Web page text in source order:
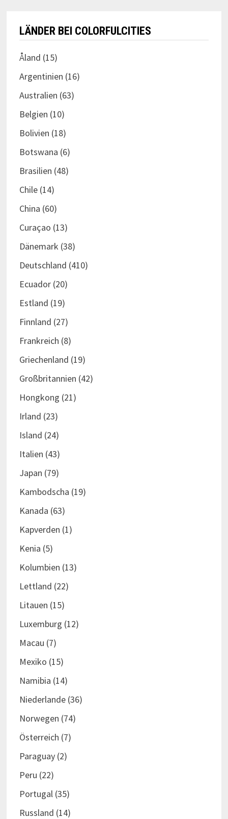
LÄNDER BEI COLORFULCITIES
Åland (15)
Argentinien (16)
Australien (63)
Belgien (10)
Bolivien (18)
Botswana (6)
Brasilien (48)
Chile(14)
China (60)
Curaçao (13)
Dänemark (38)
Deutschland (410)
Ecuador(20)
Estland (19)
Finnland (27)
Frankreich (8)
Griechenland (19)
Großbritannien (42)
Hongkong (21)
Irland (23)
Island (24)
Italien (43)
Japan (79)
Kambodscha (19)
Kanada (63)
Kapverden (1)
Kenia (5)
Kolumbien (13)
Lettland (22)
Litauen (15)
Luxemburg (12)
Macau (7)
Mexiko (15)
Namibia (14)
Niederlande(36)
Norwegen (74)
Österreich (7)
Paraguay(2)
Peru (22)
Portugal (35)
Russland (14)